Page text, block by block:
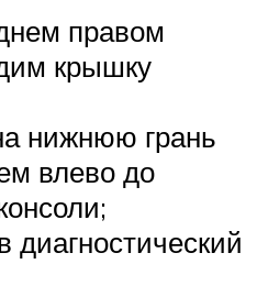
правом
крышку
нижнюю грань
влево до
диагностический